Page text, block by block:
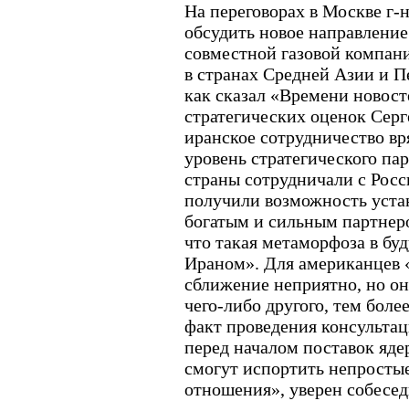
На переговорах в Москве
обсудить новое
совместной газовой
в странах Средней Азии и
как сказал «Времени
стратегических оценок
иранское сотрудничество
уровень стратегического
страны сотрудничали с
получили возможность
богатым и сильным
что такая метаморфоза в
Ираном». Для американцев
сближение неприятно, но
чего-либо другого, тем
факт проведения
перед началом поставок
смогут испортить
отношения», уверен